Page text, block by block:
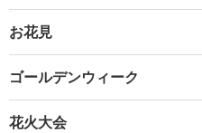
お花見
ゴールデンウィーク
花火大会